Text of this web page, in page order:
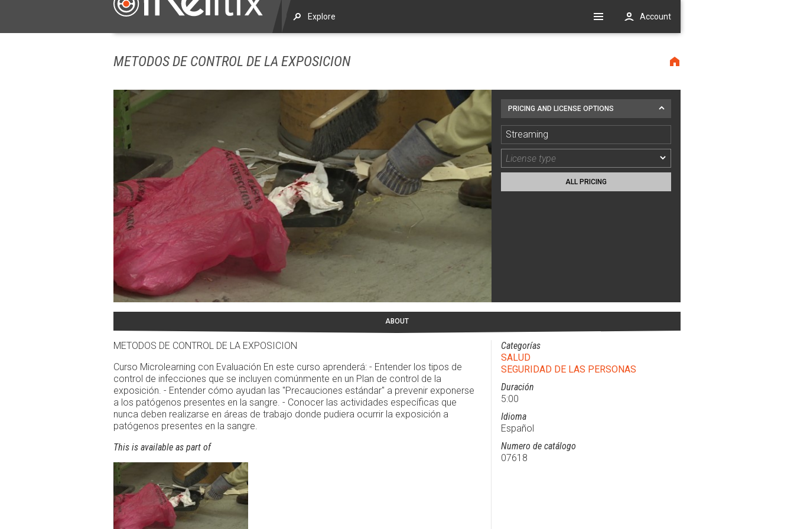
METODOS DE CONTROL DE LA EXPOSICION
PRICING AND LICENSE OPTIONS
Streaming
ALL PRICING
ABOUT
METODOS DE CONTROL DE LA EXPOSICION
Curso Microlearning con Evaluación En este curso aprenderá: - Entender los tipos de
control de infecciones que se incluyen comúnmente en un Plan de control de la
exposición. - Entender cómo ayudan las "Precauciones estándar" a prevenir exponerse
a los patógenos presentes en la sangre. - Conocer las actividades específicas que
nunca deben realizarse en áreas de trabajo donde pudiera ocurrir la exposición a
patógenos presentes en la sangre.
This is available as part of
Categorías
SALUD
SEGURIDAD DE LAS PERSONAS
Duración
5:00
Idioma
Español
Numero de catálogo
07618
Explore Account